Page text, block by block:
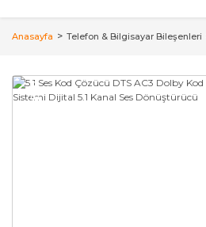
Anasayfa Telefon & Bilgisayar Bileşenleri
YENİ